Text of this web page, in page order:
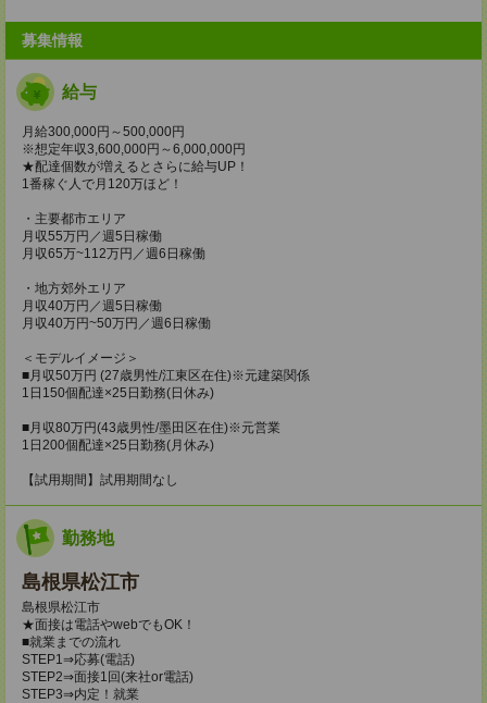
募集情報
給与
月給300,000円～500,000円
※想定年収3,600,000円～6,000,000円
★配達個数が増えるとさらに給与UP！
1番稼ぐ人で月120万ほど！
・主要都市エリア
月収55万円／週5日稼働
月収65万~112万円／週6日稼働
・地方郊外エリア
月収40万円／週5日稼働
月収40万円~50万円／週6日稼働
＜モデルイメージ＞
■月収50万円 (27歳男性/江東区在住)※元建築関係
1日150個配達×25日勤務(日休み)
■月収80万円(43歳男性/墨田区在住)※元営業
1日200個配達×25日勤務(月休み)
【試用期間】試用期間なし
勤務地
島根県松江市
島根県松江市
★面接は電話やwebでもOK！
■就業までの流れ
STEP1⇒応募(電話)
STEP2⇒面接1回(来社or電話)
STEP3⇒内定！就業